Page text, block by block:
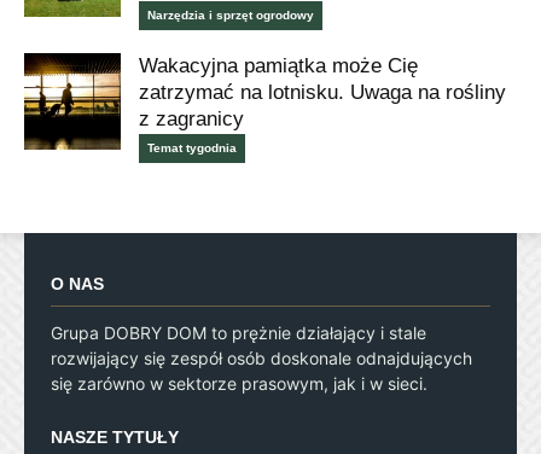
Narzędzia i sprzęt ogrodowy
Wakacyjna pamiątka może Cię
zatrzymać na lotnisku. Uwaga na rośliny
z zagranicy
Temat tygodnia
O NAS
Grupa DOBRY DOM to prężnie działający i stale
rozwijający się zespół osób doskonale odnajdujących
się zarówno w sektorze prasowym, jak i w sieci.
NASZE TYTUŁY